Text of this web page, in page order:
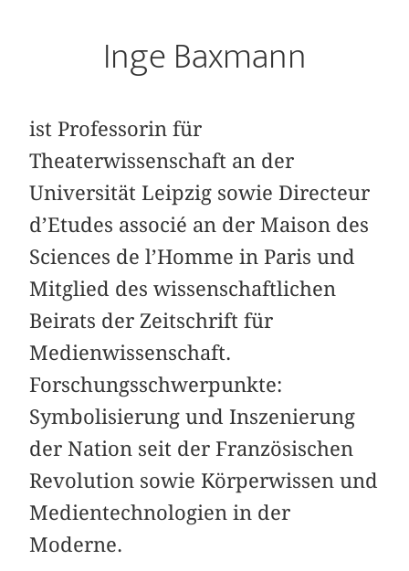
Inge Baxmann
ist Professorin für
Theaterwissenschaft an der
Universität Leipzig sowie Directeur
d’Etudes associé an der Maison des
Sciences de l’Homme in Paris und
Mitglied des wissenschaftlichen
Beirats der Zeitschrift für
Medienwissenschaft.
Forschungsschwerpunkte:
Symbolisierung und Inszenierung
der Nation seit der Französischen
Revolution sowie Körperwissen und
Medientechnologien in der
Moderne.